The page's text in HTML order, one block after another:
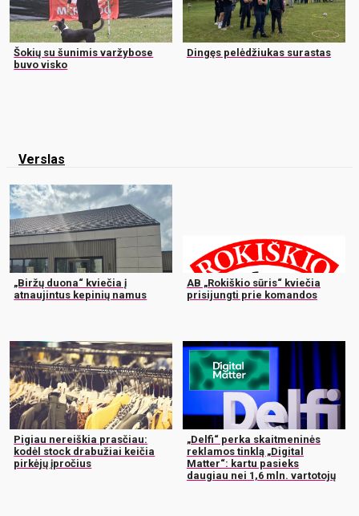
Šokių su šunimis varžybose
buvo visko
Dingęs pelėdžiukas surastas
Verslas
„Biržų duona“ kviečia į
atnaujintus kepinių namus
AB „Rokiškio sūris“ kviečia
prisijungti prie komandos
Pigiau nereiškia prasčiau:
kodėl stock drabužiai keičia
pirkėjų įpročius
„Delfi“ perka skaitmeninės
reklamos tinklą „Digital
Matter“: kartu pasieks
daugiau nei 1,6 mln. vartotojų